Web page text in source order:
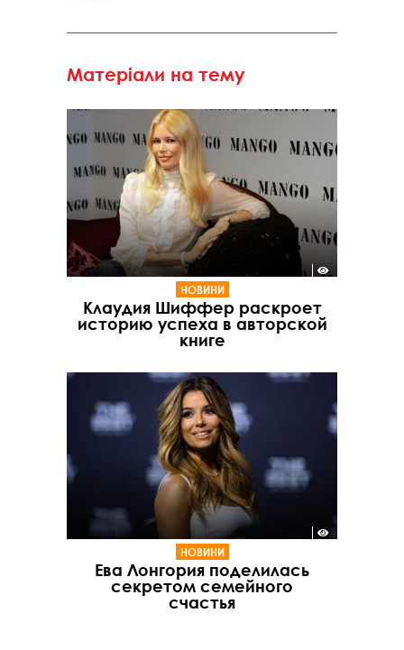
Матеріали на тему
НОВИНИ
Клаудия Шиффер раскроет
историю успеха в авторской
книге
НОВИНИ
Ева Лонгория поделилась
секретом семейного
счастья